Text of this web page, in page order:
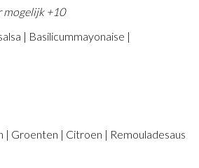
mogelijk +10
| Basilicummayonaise |
| Groenten | Citroen | Remouladesaus